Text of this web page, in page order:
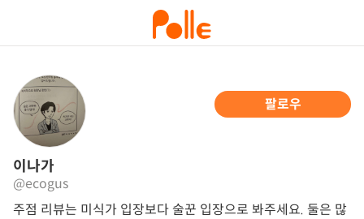
팔로우
이나가
@ecogus
주점 리뷰는 미식가 입장보다 술꾼 입장으로 봐주세요. 둘은 많